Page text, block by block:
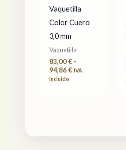
Vaquetilla
Color Cuero
3,0 mm
Vaquetilla
83,00€ -
94,86€ IVA
Incluido